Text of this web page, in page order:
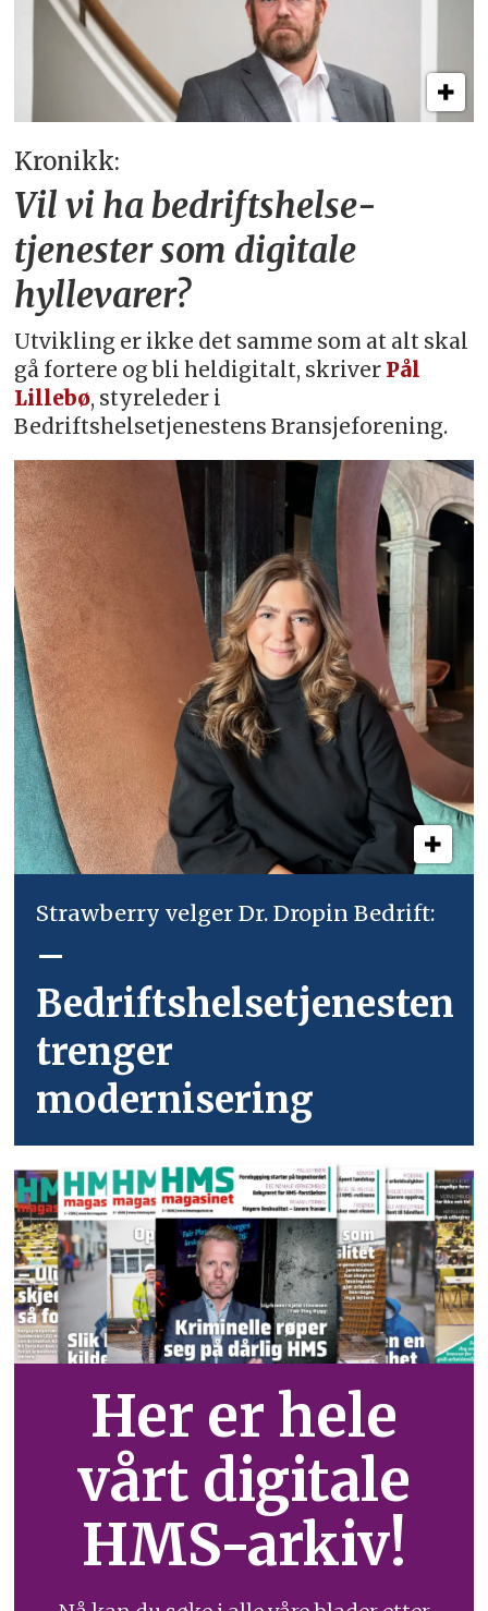
Kronikk:
Vil vi ha bedriftshelse­
tjenester som digitale
hyllevarer?
Utvikling er ikke det samme som at alt skal
gå fortere og bli heldigitalt, skriver Pål
Lillebø, styreleder i
Bedriftshelsetjenestens Bransjeforening.
Strawberry velger Dr. Dropin Bedrift:
–
Bedriftshelsetjenesten
trenger
modernisering
Her er hele
vårt digitale
HMS-arkiv!